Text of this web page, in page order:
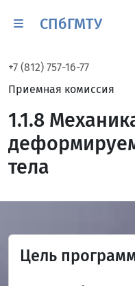
СПбГМТУ
+7 (812) 757-16-77
Приемная комиссия
1.1.8
тела
Цель